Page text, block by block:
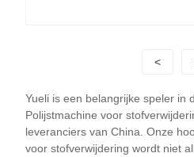
<
Yueli is een belangrijke speler in
Polijstmachine voor
leveranciers van China. Onze
voor stofverwijdering wordt niet